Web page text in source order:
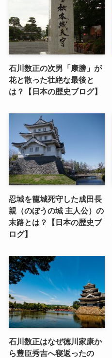
石川数正の次男「康勝」が
花と散った壮絶な最後と
は？【日本の歴史ブログ】
忍城を籠城死守した成田長
親（のぼうの城 主人公）の
末路とは？【日本の歴史ブ
ログ】
石川数正はなぜ徳川家康か
ら豊臣秀吉へ寝返ったの